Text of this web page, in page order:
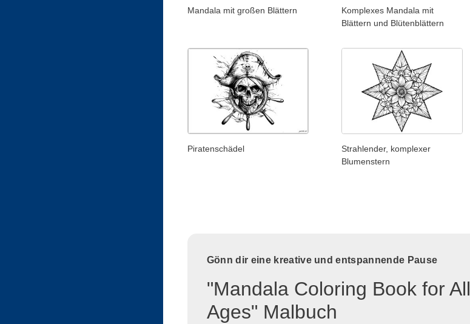
Mandala mit großen Blättern
Komplexes Mandala mit
Blättern und Blütenblättern
Piratenschädel
Strahlender, komplexer
Blumenstern
Gönn dir eine kreative und entspannende Pause
"Mandala Coloring Book for All
Ages" Malbuch